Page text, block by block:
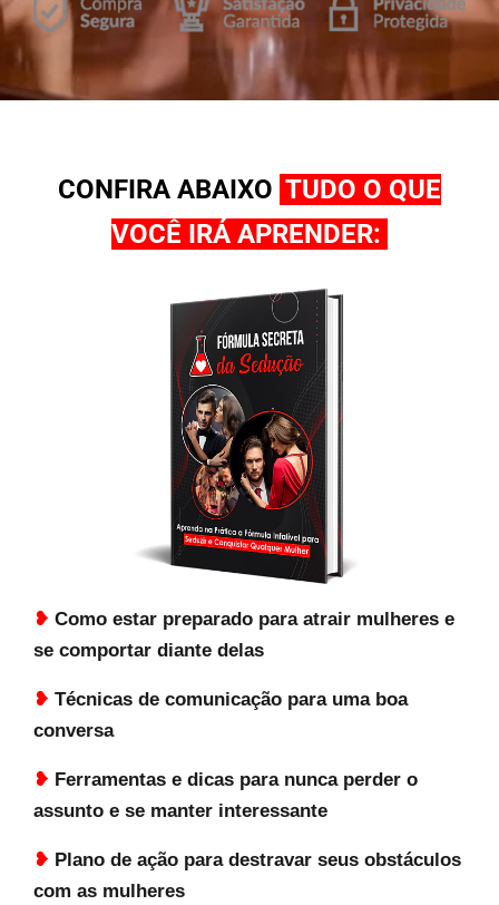
CONFIRA ABAIXO TUDO O QUE
VOCÊ IRÁ APRENDER:
❥ Como estar preparado para atrair mulheres e
se comportar diante delas
❥ Técnicas de comunicação para uma boa
conversa
❥ Ferramentas e dicas para nunca perder o
assunto e se manter interessante
❥ Plano de ação para destravar seus obstáculos
com as mulheres